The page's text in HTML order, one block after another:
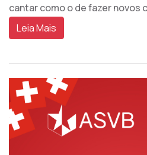
cantar como o de fazer novos
Leia Mais